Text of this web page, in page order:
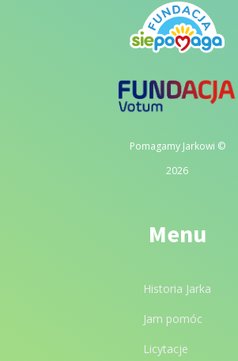
Pomagamy Jarkowi ©
2026
Menu
Historia Jarka
Jam pomóc
Licytacje